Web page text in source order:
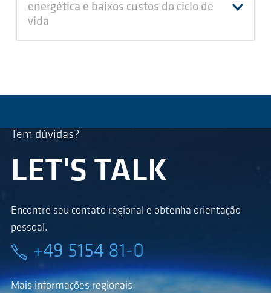
energética e baixos custos do ciclo de
vida
Tem dúvidas?
LET'S TALK
Encontre seu contato regional e obtenha orientação
pessoal.
+49 5154 81-0
Mais informações regionais